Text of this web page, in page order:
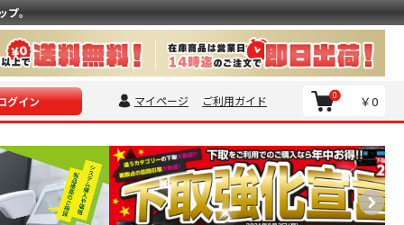
。
グイン マイページ ご利用ガイド ￥0
0